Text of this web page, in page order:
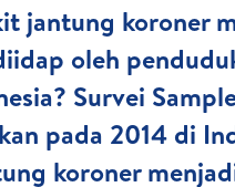
jantung koroner
oleh
Survei
pada 2014 di
koroner